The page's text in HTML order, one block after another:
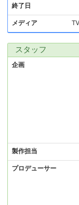
終了日
メディア TV
スタッフ
企画
製作担当
プロデューサー